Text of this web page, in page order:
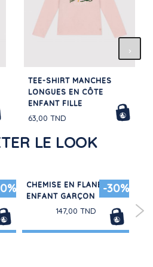
TEE-SHIRT MANCHES
LONGUES EN CÔTE
ENFANT FILLE
63,00 TND
LE LOOK
-30%
CHEMISE EN FLANELLE
ENFANT GARÇON
147,00 TND